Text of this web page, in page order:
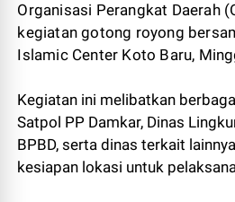
Organisasi Perangkat Daerah
kegiatan gotong royong
Islamic Center Koto Baru,
Kegiatan ini melibatkan
Satpol PP Damkar, Dinas
BPBD, serta dinas terkait
kesiapan lokasi untuk